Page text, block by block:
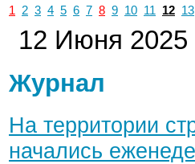
1
2 3 4 5 6 7 8 9 10 11 12 13
12 Июня 2025
Журнал
На территории
начались